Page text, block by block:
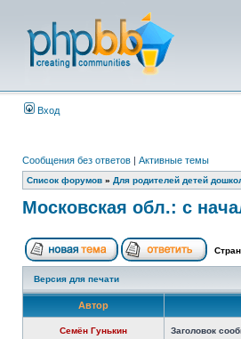
Вход
Сообщения без ответов | Активные темы
Список форумов » Для родителей детей
Московская обл.: с
Версия для печати
Автор
Семён Гунькин Заголовок